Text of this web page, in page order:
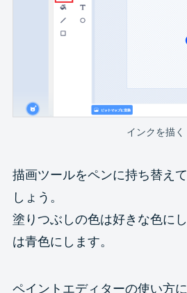
インクを描く
描画ツールをペンに持ち替え
しょう。
塗りつぶしの色は好きな色に
は青色にします。
ペイントエディターの使い方